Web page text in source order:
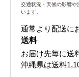
交通状況・天候の影響や
います。
通常より配送に
送料
お届け先毎に送
沖縄県は送料